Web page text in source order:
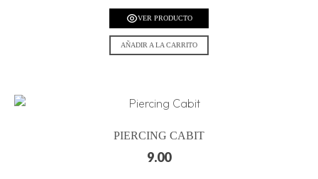
VER PRODUCTO
AÑADIR A LA CARRITO
PIERCING CABIT
9.00